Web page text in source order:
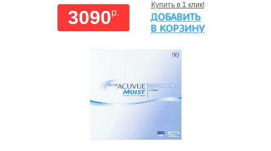
3090p.
Купить в 1 клик!
ДОБАВИТЬ
В КОРЗИНУ